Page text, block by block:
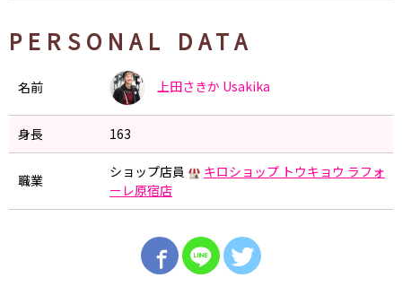
PERSONAL DATA
名前 上田さきか Usakika
身長 163
職業 ショップ店員
キロショップ トウキョウ ラフォ
ーレ原宿店